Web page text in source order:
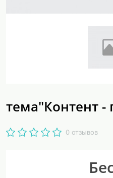
тема"Контент -
0 отзывов